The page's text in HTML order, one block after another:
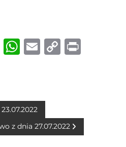
T
r
W
A
p
E
C
n
z dnia 27.07.2022